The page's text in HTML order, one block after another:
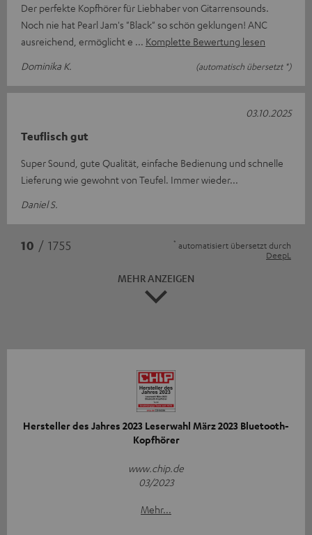
Der perfekte Kopfhörer für Liebhaber von Gitarrensounds.
Noch nie hat Pearl Jam's "Black" so schön geklungen! ANC
ausreichend, ermöglicht e
Komplette Bewertung lesen
Dominika K.
(automatisch übersetzt *)
Teuflisch gut
Super Sound, gute Qualität, einfache Bedienung und schnelle
Lieferung wie gewohnt von Teufel. Immer wieder...
Daniel S.
03.10.2025
10 / 1755 * automatisiert übersetzt durch
DeepL
MEHR ANZEIGEN
Hersteller des Jahres 2023 Leserwahl März 2023 Bluetooth-
Kopfhörer
www.chip.de
03/2023
Mehr...